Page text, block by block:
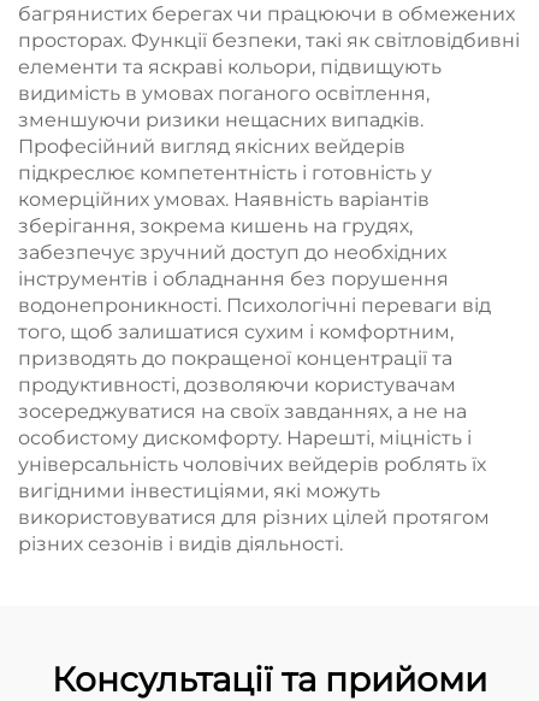
багрянистих берегах чи працюючи в обмежених
просторах. Функції безпеки, такі як світловідбивні
елементи та яскраві кольори, підвищують
видимість в умовах поганого освітлення,
зменшуючи ризики нещасних випадків.
Професійний вигляд якісних вейдерів
підкреслює компетентність і готовність у
комерційних умовах. Наявність варіантів
зберігання, зокрема кишень на грудях,
забезпечує зручний доступ до необхідних
інструментів і обладнання без порушення
водонепроникності. Психологічні переваги від
того, щоб залишатися сухим і комфортним,
призводять до покращеної концентрації та
продуктивності, дозволяючи користувачам
зосереджуватися на своїх завданнях, а не на
особистому дискомфорту. Нарешті, міцність і
універсальність чоловічих вейдерів роблять їх
вигідними інвестиціями, які можуть
використовуватися для різних цілей протягом
різних сезонів і видів діяльності.
Консультації та прийоми